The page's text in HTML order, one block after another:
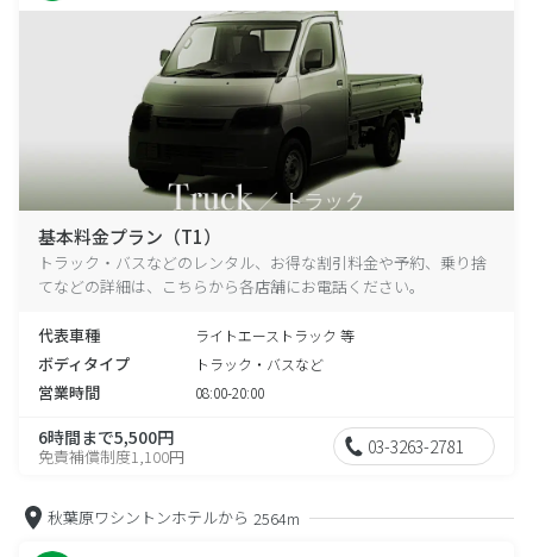
基本料金プラン（T1）
トラック・バスなどのレンタル、お得な割引料金や予約、乗り捨
てなどの詳細は、こちらから各店舗にお電話ください。
代表車種 ライトエーストラック 等
ボディタイプ トラック・バスなど
営業時間 08:00-20:00
6時間まで5,500円
免責補償制度1,100円 03-3263-2781
秋葉原ワシントンホテルから 2564m